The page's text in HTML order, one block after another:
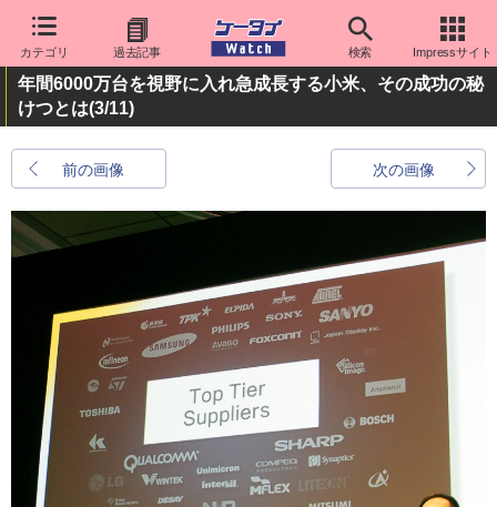
カテゴリ 過去記事 検索 Impressサイト
年間6000万台を視野に入れ急成長する小米、その成功の秘
けつとは(3/11)
前の画像 次の画像